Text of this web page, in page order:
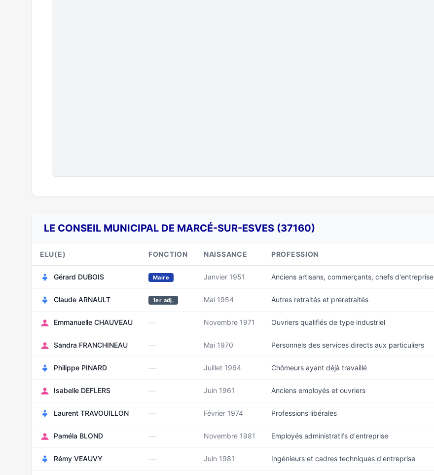
LE CONSEIL MUNICIPAL DE MARCÉ-SUR-ESVES (37160)
ELU(E) FONCTION NAISSANCE PROFESSION
Gérard DUBOIS Maire Janvier 1951 Anciens artisans, commerçants, chefs d'entreprise
Claude ARNAULT 1er adj. Mai 1954 Autres retraités et préretraités
Emmanuelle CHAUVEAU — Novembre 1971 Ouvriers qualifiés de type industriel
Sandra FRANCHINEAU — Mai 1970 Personnels des services directs aux particuliers
Philippe PINARD — Juillet 1964 Chômeurs ayant déjà travaillé
Isabelle DEFLERS — Juin 1961 Anciens employés et ouvriers
Laurent TRAVOUILLON — Février 1974 Professions libérales
Paméla BLOND — Novembre 1981 Employés administratifs d'entreprise
Rémy VEAUVY — Juin 1981 Ingénieurs et cadres techniques d'entreprise